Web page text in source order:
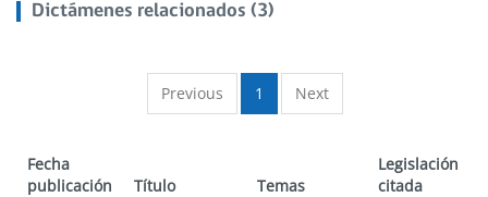
Dictámenes relacionados (3)
Previous 1 Next
Fecha
publicación
Título Temas
Legislación
citada